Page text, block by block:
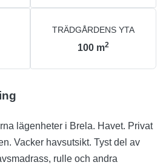
TRÄDGÅRDENS YTA
100 m2
lägenheter i Brela. Havet. Privat
Vacker havsutsikt. Tyst del av
rulle och andra